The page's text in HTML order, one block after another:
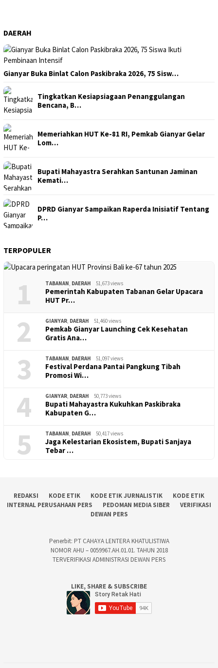
DAERAH
Gianyar Buka Binlat Calon Paskibraka 2026, 75 Sisw…
Tingkatkan Kesiapsiagaan Penanggulangan
Bencana, B…
Memeriahkan HUT Ke-81 RI, Pemkab Gianyar Gelar
Lom…
Bupati Mahayastra Serahkan Santunan Jaminan
Kemati…
DPRD Gianyar Sampaikan Raperda Inisiatif Tentang
P…
TERPOPULER
1 TABANAN, DAERAH 51,673 views
Pemerintah Kabupaten Tabanan Gelar Upacara
HUT Pr…
2 GIANYAR, DAERAH 51,460 views
Pemkab Gianyar Launching Cek Kesehatan
Gratis Ana…
3 TABANAN, DAERAH 51,097 views
Festival Perdana Pantai Pangkung Tibah
Promosi Wi…
4 GIANYAR, DAERAH 50,773 views
Bupati Mahayastra Kukuhkan Paskibraka
Kabupaten G…
5 TABANAN, DAERAH 50,417 views
Jaga Kelestarian Ekosistem, Bupati Sanjaya
Tebar …
REDAKSI KODE ETIK KODE ETIK JURNALISTIK
KODE ETIK
INTERNAL PERUSAHAAN PERS
PEDOMAN MEDIA SIBER
VERIFIKASI
DEWAN PERS
Penerbit: PT CAHAYA LENTERA KHATULISTIWA
NOMOR AHU – 0059967.AH.01.01. TAHUN 2018
TERVERIFIKASI ADMINISTRASI DEWAN PERS
LIKE, SHARE & SUBSCRIBE